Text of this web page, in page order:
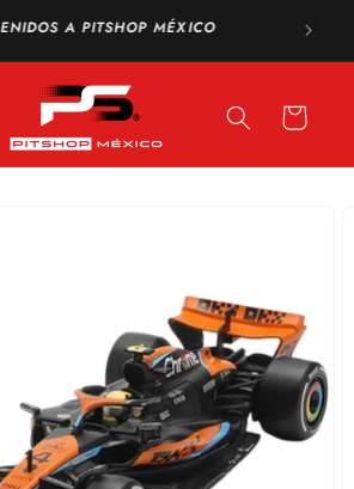
México en compras a partir de
$1,500 MXN
Carrito